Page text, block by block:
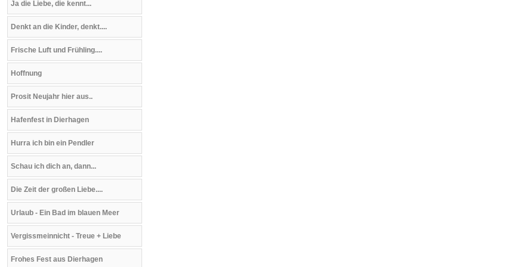
Ja die Liebe, die kennt...
Denkt an die Kinder, denkt....
Frische Luft und Frühling....
Hoffnung
Prosit Neujahr hier aus..
Hafenfest in Dierhagen
Hurra ich bin ein Pendler
Schau ich dich an, dann...
Die Zeit der großen Liebe....
Urlaub - Ein Bad im blauen Meer
Vergissmeinnicht - Treue + Liebe
Frohes Fest aus Dierhagen